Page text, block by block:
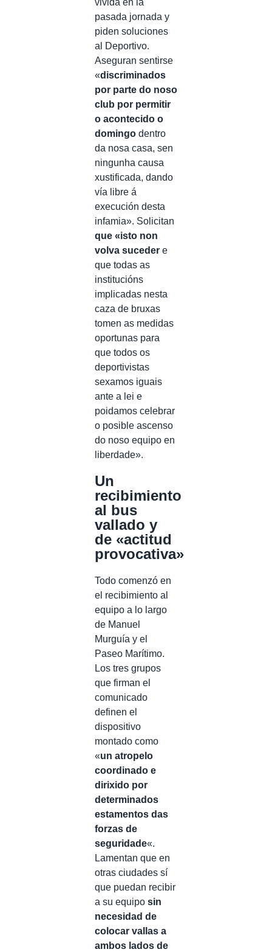
pasada jornada y
piden soluciones
al Deportivo.
Aseguran sentirse
«discriminados
por parte do noso
club por permitir
o acontecido o
domingo dentro
da nosa casa, sen
ningunha causa
xustificada, dando
vía libre á
execución desta
infamia». Solicitan
que «isto non
volva suceder e
que todas as
institucións
implicadas nesta
caza de bruxas
tomen as medidas
oportunas para
que todos os
deportivistas
sexamos iguais
ante a lei e
poidamos celebrar
o posible ascenso
do noso equipo en
liberdade».
Un
recibimiento
al bus
vallado y
de «actitud
provocativa»
Todo comenzó en
el recibimiento al
equipo a lo largo
de Manuel
Murguía y el
Paseo Marítimo.
Los tres grupos
que firman el
comunicado
definen el
dispositivo
montado como
«un atropelo
coordinado e
dirixido por
determinados
estamentos das
forzas de
seguridade«.
Lamentan que en
otras ciudades sí
que puedan recibir
a su equipo sin
necesidad de
colocar vallas a
ambos lados de